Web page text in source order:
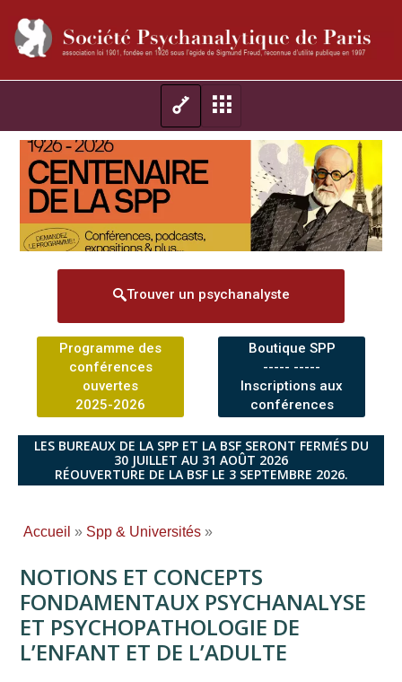
Trouver un psychanalyste
Programme des
conférences
ouvertes
2025-2026
Boutique SPP
----- -----
Inscriptions aux
conférences
LES BUREAUX DE LA SPP ET LA BSF SERONT FERMÉS DU
30 JUILLET AU 31 AOÛT 2026
RÉOUVERTURE DE LA BSF LE 3 SEPTEMBRE 2026.
Accueil » Spp & Universités »
NOTIONS ET CONCEPTS
FONDAMENTAUX PSYCHANALYSE
ET PSYCHOPATHOLOGIE DE
L’ENFANT ET DE L’ADULTE